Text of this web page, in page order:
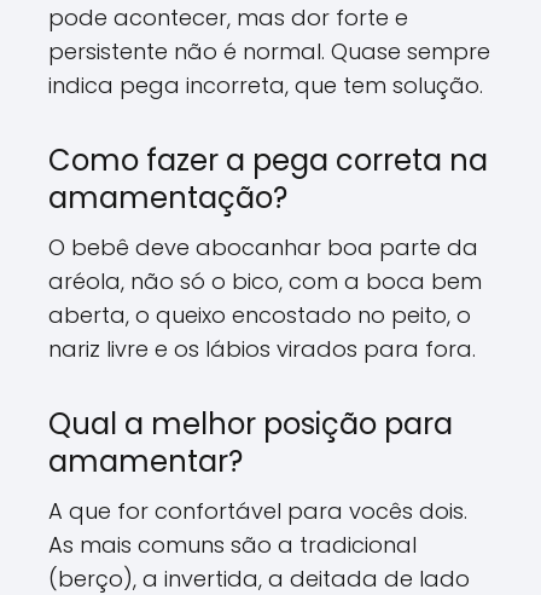
pode acontecer, mas dor forte e
persistente não é normal. Quase sempre
indica pega incorreta, que tem solução.
Como fazer a pega correta na
amamentação?
O bebê deve abocanhar boa parte da
aréola, não só o bico, com a boca bem
aberta, o queixo encostado no peito, o
nariz livre e os lábios virados para fora.
Qual a melhor posição para
amamentar?
A que for confortável para vocês dois.
As mais comuns são a tradicional
(berço), a invertida, a deitada de lado